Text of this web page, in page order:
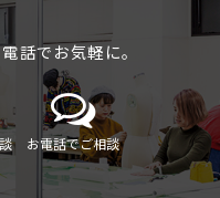
話でお気軽に。
お電話でご相談